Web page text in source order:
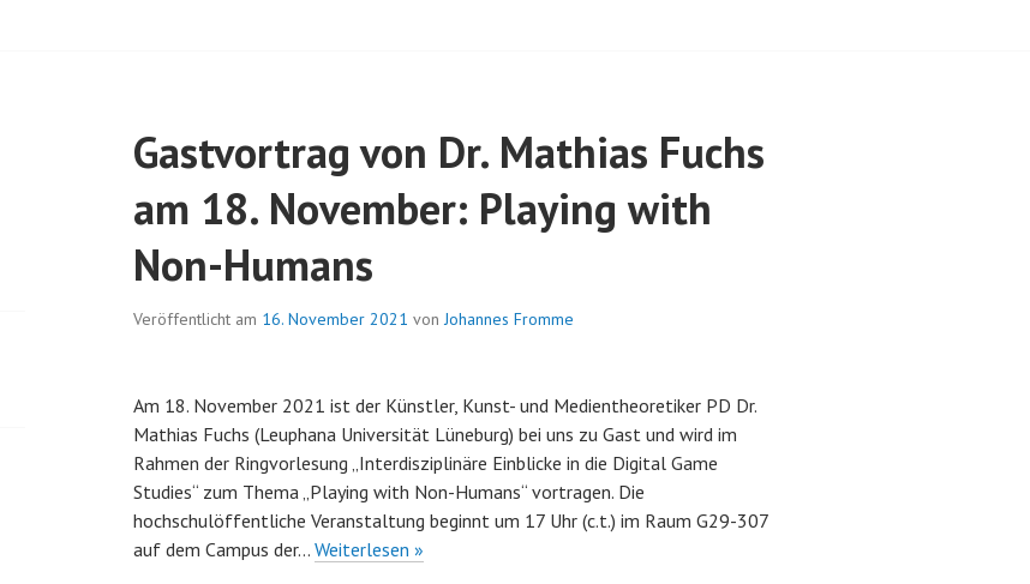
Gastvortrag von Dr. Mathias Fuchs
am 18. November: Playing with
Non-Humans
Veröffentlicht am 16. November 2021 vonJohannes Fromme
Am 18. November 2021 ist der Künstler, Kunst- und Medientheoretiker PD Dr.
Mathias Fuchs (Leuphana Universität Lüneburg) bei uns zu Gast und wird im
Rahmen der Ringvorlesung „Interdisziplinäre Einblicke in die Digital Game
Studies“ zum Thema „Playing with Non-Humans“ vortragen. Die
hochschulöffentliche Veranstaltung beginnt um 17 Uhr (c.t.) im Raum G29-307
auf dem Campus der… Weiterlesen »